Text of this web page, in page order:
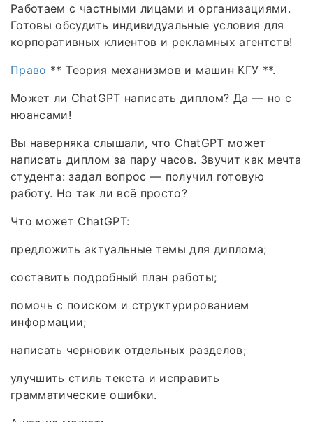
Работаем с частными лицами и организациями.
Готовы обсудить индивидуальные условия для
корпоративных клиентов и рекламных агентств!
Право ** Теория механизмов и машин КГУ **.
Может ли ChatGPT написать диплом? Да — но с
нюансами!
Вы наверняка слышали, что ChatGPT может
написать диплом за пару часов. Звучит как мечта
студента: задал вопрос — получил готовую
работу. Но так ли всё просто?
Что может ChatGPT:
предложить актуальные темы для диплома;
составить подробный план работы;
помочь с поиском и структурированием
информации;
написать черновик отдельных разделов;
улучшить стиль текста и исправить
грамматические ошибки.